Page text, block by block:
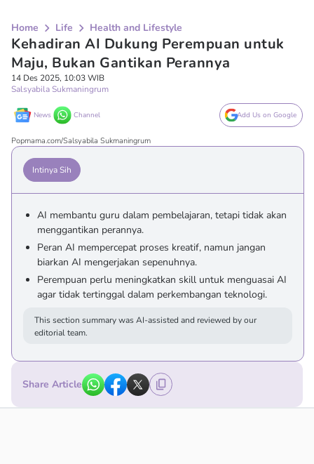
Home Life Health and Lifestyle
Kehadiran AI Dukung Perempuan untuk
Maju, Bukan Gantikan Perannya
14 Des 2025, 10:03 WIB
Salsyabila Sukmaningrum
News Channel Add Us on Google
Popmama.com/Salsyabila Sukmaningrum
Intinya Sih
AI membantu guru dalam pembelajaran, tetapi tidak akan
menggantikan perannya.
Peran AI mempercepat proses kreatif, namun jangan
biarkan AI mengerjakan sepenuhnya.
Perempuan perlu meningkatkan skill untuk menguasai AI
agar tidak tertinggal dalam perkembangan teknologi.
This section summary was AI-assisted and reviewed by our
editorial team.
Share Article